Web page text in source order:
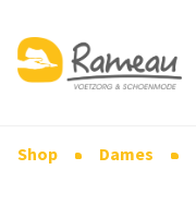
Shop Dames